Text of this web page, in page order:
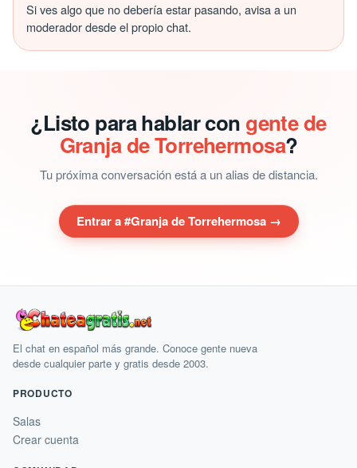
Si ves algo que no debería estar pasando, avisa a un
moderador desde el propio chat.
¿Listo para hablar con gente de
Granja de Torrehermosa?
Tu próxima conversación está a un alias de distancia.
Entrar a #Granja de Torrehermosa →
El chat en español más grande. Conoce gente nueva
desde cualquier parte y gratis desde 2003.
PRODUCTO
Salas
Crear cuenta